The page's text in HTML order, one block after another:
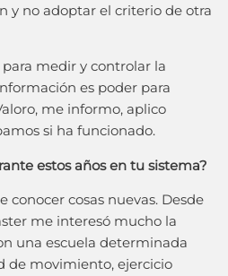
y no adoptar el criterio de otra
medir y controlar la
es poder para
me informo, aplico
si ha funcionado.
estos años en tu sistema?
conocer cosas nuevas. Desde
me interesó mucho la
una escuela determinada
de movimiento, ejercicio